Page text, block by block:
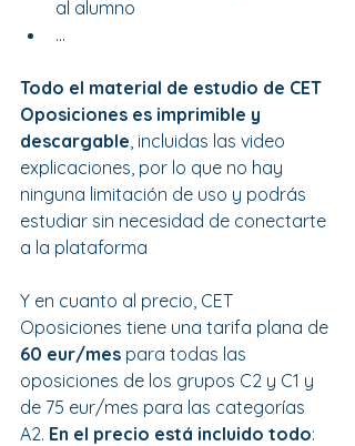
al alumno
...
Todo el material de estudio de CET
Oposiciones es imprimible y
descargable , incluidas las video
explicaciones, por lo que no hay
ninguna limitación de uso y podrás
estudiar sin necesidad de conectarte
a la plataforma
Y en cuanto al precio, CET
Oposiciones tiene una tarifa plana de
60 eur/mes para todas las
oposiciones de los grupos C2 y C1 y
de 75 eur/mes para las categorías
A2. En el precio está incluido todo: